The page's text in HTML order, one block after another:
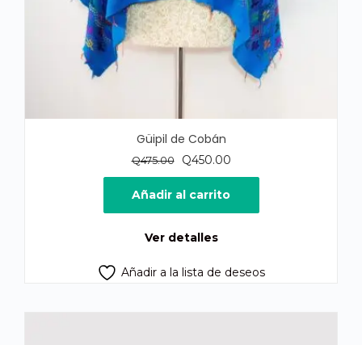
Güipil de Cobán
Q475.00
El
precio
original
era:
Q450.00El
precio
actual
es:
Añadir al carrito
Ver detalles
Añadir a la lista de deseos